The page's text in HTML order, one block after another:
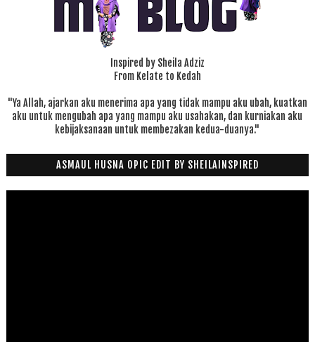
Inspired by Sheila Adziz
From Kelate to Kedah
"Ya Allah, ajarkan aku menerima apa yang tidak mampu aku ubah, kuatkan
aku untuk mengubah apa yang mampu aku usahakan, dan kurniakan aku
kebijaksanaan untuk membezakan kedua-duanya."
ASMAUL HUSNA OPIC EDIT BY SHEILAINSPIRED